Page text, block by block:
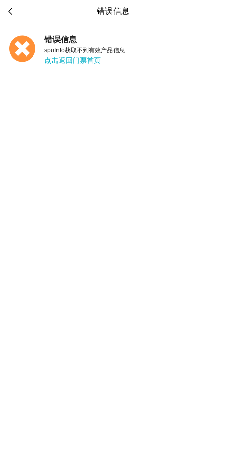
 错误信息
错误信息
spuInfo获取不到有效产品信息
点击返回门票首页